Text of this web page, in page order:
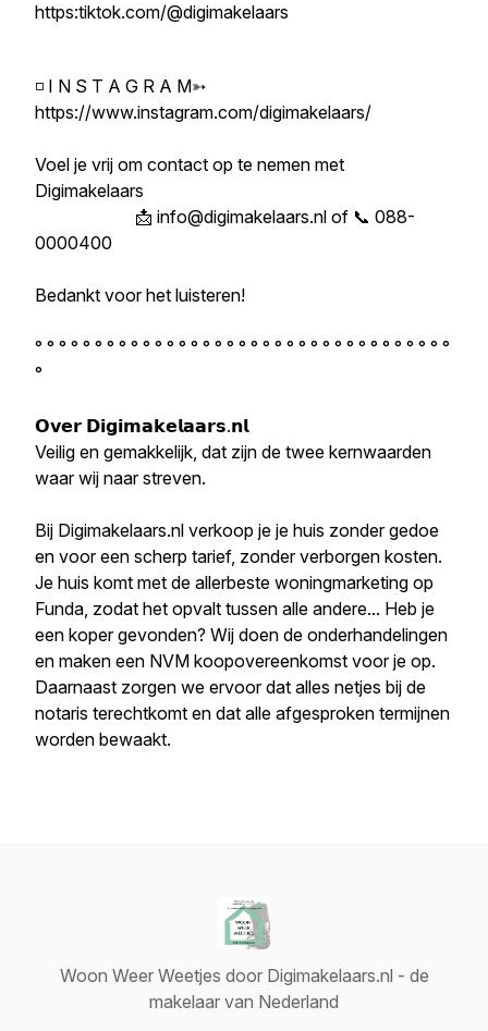
https:tiktok.com/@digimakelaars
◽ I N S T A G R A M➳
https://www.instagram.com/digimakelaars/
Voel je vrij om contact op te nemen met
Digimakelaars
📩 info@digimakelaars.nl of 📞 088-
0000400
Bedankt voor het luisteren!
° ° ° ° ° ° ° ° ° ° ° ° ° ° ° ° ° ° ° ° ° ° ° ° ° ° ° ° ° ° ° ° ° ° °
°
𝗢𝘃𝗲𝗿 𝗗𝗶𝗴𝗶𝗺𝗮𝗸𝗲𝗹𝗮𝗮𝗿𝘀.𝗻𝗹
Veilig en gemakkelijk, dat zijn de twee kernwaarden
waar wij naar streven.
Bij Digimakelaars.nl verkoop je je huis zonder gedoe
en voor een scherp tarief, zonder verborgen kosten.
Je huis komt met de allerbeste woningmarketing op
Funda, zodat het opvalt tussen alle andere... Heb je
een koper gevonden? Wij doen de onderhandelingen
en maken een NVM koopovereenkomst voor je op.
Daarnaast zorgen we ervoor dat alles netjes bij de
notaris terechtkomt en dat alle afgesproken termijnen
worden bewaakt.
Woon Weer Weetjes door Digimakelaars.nl - de
makelaar van Nederland